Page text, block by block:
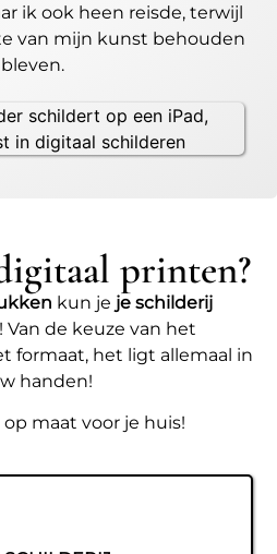
ik ook heen reisde, terwijl
van mijn kunst behouden
bleven.
printen?
kun je je schilderij
! Van de keuze van het
formaat, het ligt allemaal in
handen!
op maat voor je huis!